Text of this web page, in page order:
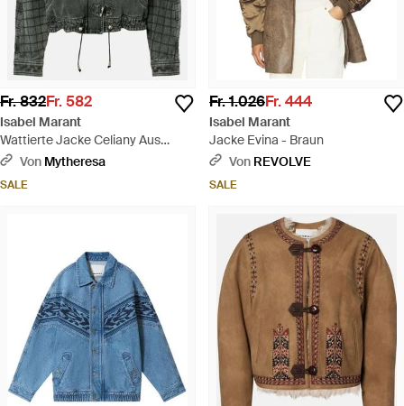
Fr. 832Fr. 582
Isabel Marant
Wattierte Jacke Celiany Aus
Denim - Schwarz
Von Mytheresa
SALE
Fr. 1.026Fr. 444
Isabel Marant
Jacke Evina - Braun
Von REVOLVE
SALE